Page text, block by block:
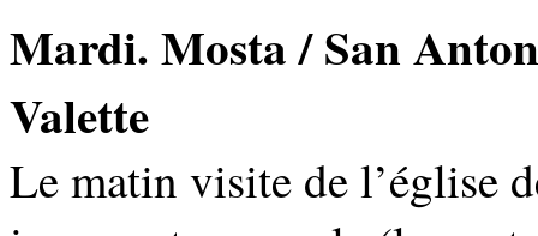
Mardi. Mosta / San
Valette
Le matin visite de l’église